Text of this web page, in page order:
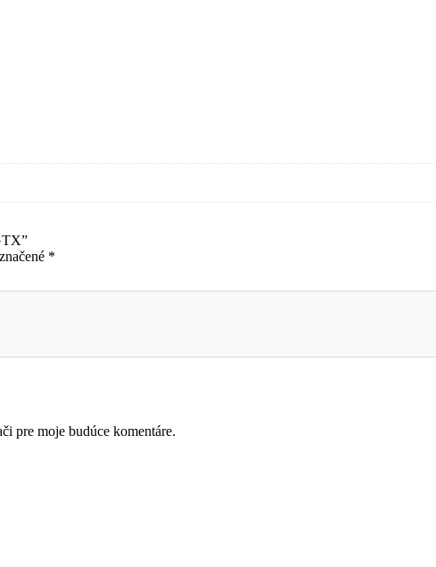
*
pre moje budúce komentáre.